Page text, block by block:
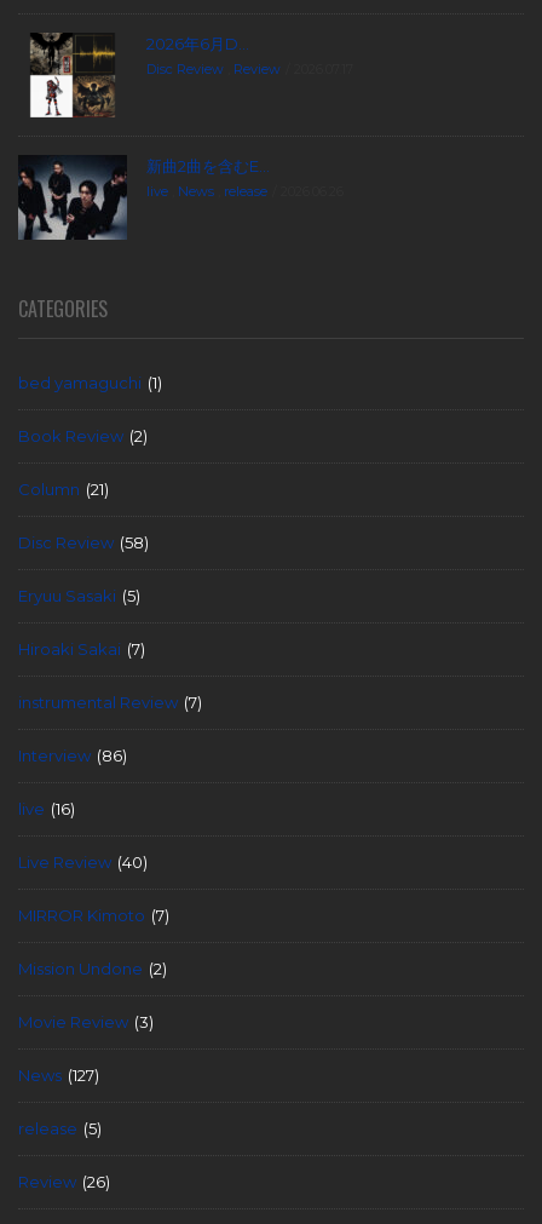
2026年6月D...
Disc Review Review
新曲2曲を含むE...
live News release
CATEGORIES
bed yamaguchi (1)
Book Review (2)
Column (21)
Disc Review (58)
Eryuu Sasaki (5)
Hiroaki Sakai (7)
instrumental Review (7)
Interview (86)
live (16)
Live Review (40)
MIRROR Kimoto (7)
Mission Undone (2)
Movie Review (3)
News (127)
release (5)
Review (26)